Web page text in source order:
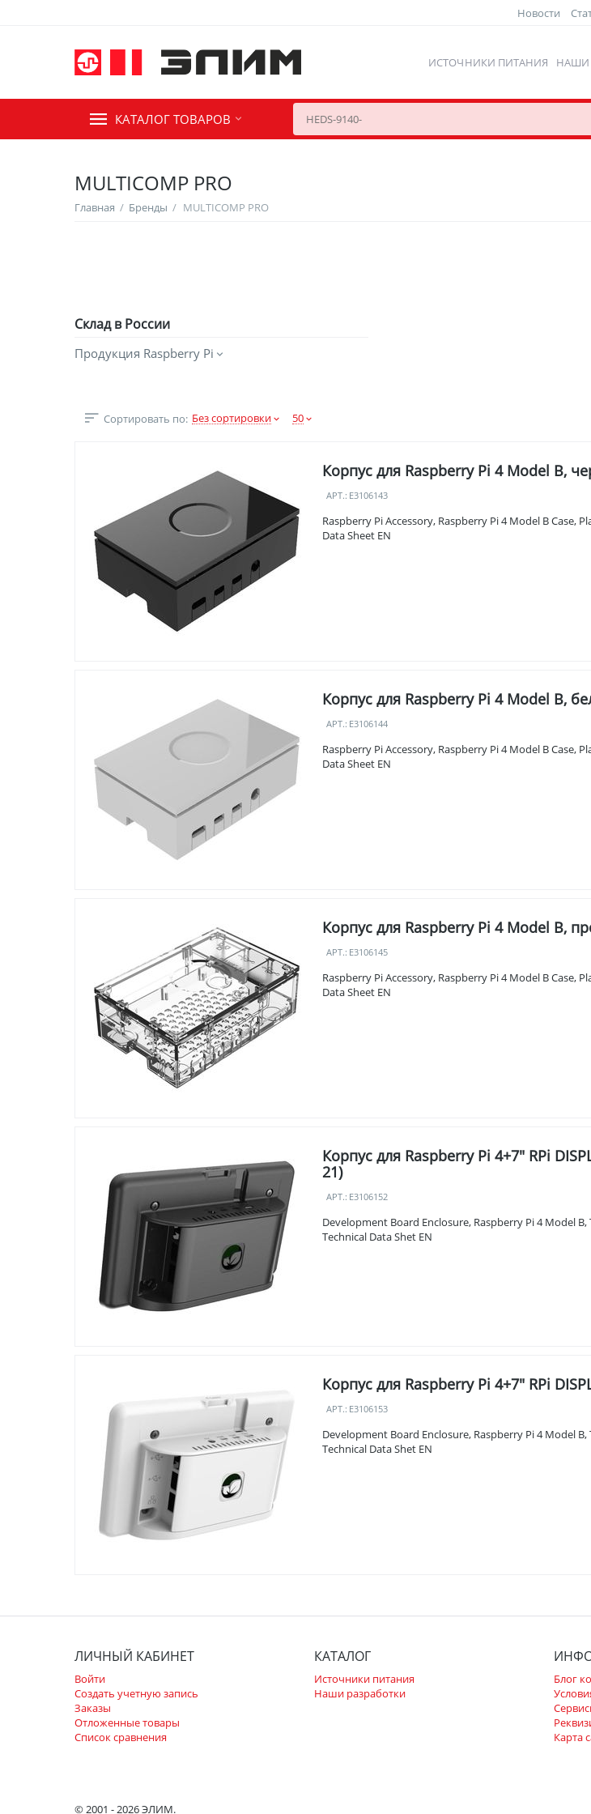
Новости
ИСТОЧНИКИ ПИТАНИЯ НАШИ
КАТАЛОГ ТОВАРОВ
MULTICOMP PRO
Главная / Бренды / MULTICOMP PRO
Склад в России
Продукция Raspberry Pi
Сортировать по: Без сортировки 50
Корпус для Raspberry Pi 4 Model B,
АРТ.: E3106143
Raspberry Pi Accessory, Raspberry Pi 4 Model B
Data Sheet EN
Корпус для Raspberry Pi 4 Model B,
АРТ.: E3106144
Raspberry Pi Accessory, Raspberry Pi 4 Model B
Data Sheet EN
Корпус для Raspberry Pi 4 Model B,
АРТ.: E3106145
Raspberry Pi Accessory, Raspberry Pi 4 Model B
Data Sheet EN
Корпус для Raspberry Pi 4+7" RPi
21)
АРТ.: E3106152
Development Board Enclosure, Raspberry Pi 4 Model
Technical Data Shet EN
Корпус для Raspberry Pi 4+7" RPi
АРТ.: E3106153
Development Board Enclosure, Raspberry Pi 4 Model
Technical Data Shet EN
ЛИЧНЫЙ КАБИНЕТ
Войти
Создать учетную запись
Заказы
Отложенные товары
Список сравнения
КАТАЛОГ
Источники питания
Наши разработки
Блог
Карта
© 2001 - 2026 ЭЛИМ.